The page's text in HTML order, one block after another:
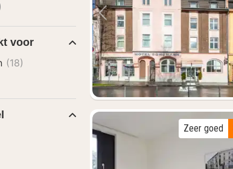
Vorige foto
Zeer goed
voor
(18)